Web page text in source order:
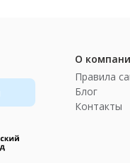
О
Правила
Блог
Контакты